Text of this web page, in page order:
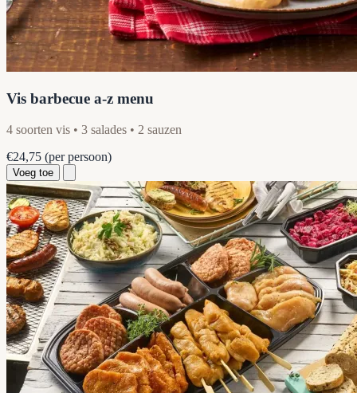
Vis barbecue a-z menu
4 soorten vis • 3 salades • 2 sauzen
€24,75 (per persoon)
Voeg toe